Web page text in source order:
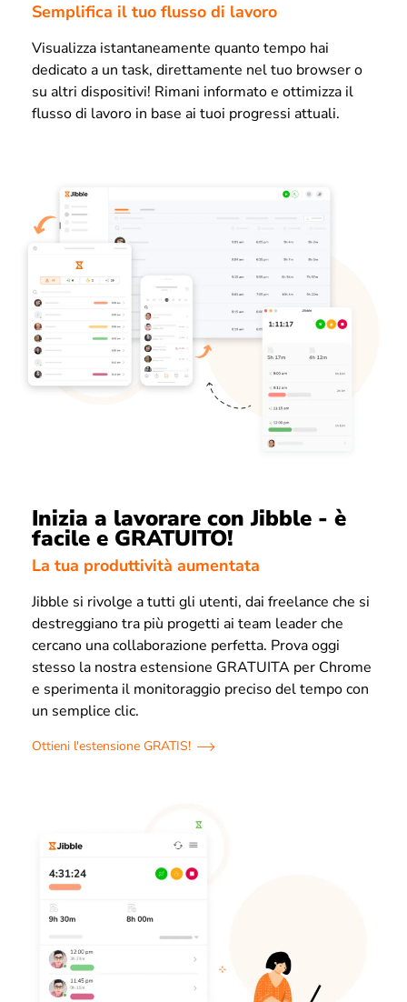
Semplifica il tuo flusso di lavoro
Visualizza istantaneamente quanto tempo hai
dedicato a un task, direttamente nel tuo browser o
su altri dispositivi! Rimani informato e ottimizza il
flusso di lavoro in base ai tuoi progressi attuali.
Inizia a lavorare con Jibble - è
facile e GRATUITO!
La tua produttività aumentata
Jibble si rivolge a tutti gli utenti, dai freelance che si
destreggiano tra più progetti ai team leader che
cercano una collaborazione perfetta. Prova oggi
stesso la nostra estensione GRATUITA per Chrome
e sperimenta il monitoraggio preciso del tempo con
un semplice clic.
Ottieni l'estensione GRATIS!